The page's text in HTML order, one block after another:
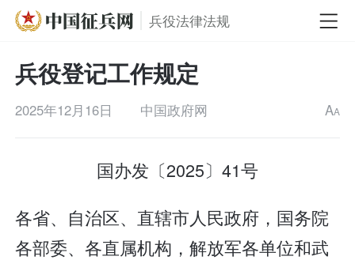
兵役法律法规
兵役登记工作规定
2025年12月16日 中国政府网 AA
国办发〔2025〕41号
各省、自治区、直辖市人民政府，国务院
各部委、各直属机构，解放军各单位和武